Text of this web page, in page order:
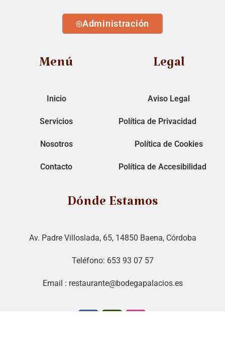
Administración
Menú
Inicio
Servicios
Nosotros
Contacto
Legal
Aviso Legal
Política de Privacidad
Política de Cookies
Política de Accesibilidad
Dónde Estamos
Av. Padre Villoslada, 65, 14850 Baena, Córdoba
Teléfono: 653 93 07 57
Email : restaurante@bodegapalacios.es